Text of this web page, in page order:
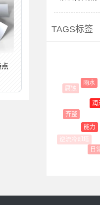
TAGS标签
齐整
能力
润
雨水
腐蚀
日常